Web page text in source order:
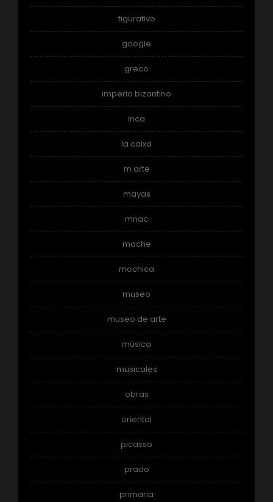
figurativo
google
greco
imperio bizantino
inca
la caixa
m arte
mayas
mnac
moche
mochica
museo
museo de arte
música
musicales
obras
oriental
picasso
prado
primaria